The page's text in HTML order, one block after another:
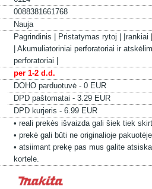
0088381661768
Nauja
Pagrindinis | Pristatymas rytoj | Įrankiai |
Akumuliatoriniai perforatoriai ir
perforatoriai |
per 1-2 d.d.
DOHO parduotuvė - 0 EUR
DPD paštomatai - 3.29 EUR
DPD kurjeris - 6.99 EUR
• reali prekės išvaizda gali šiek tiek
• prekė gali būti ne originalioje
• atsiimant prekę pas mus galite
kortele.